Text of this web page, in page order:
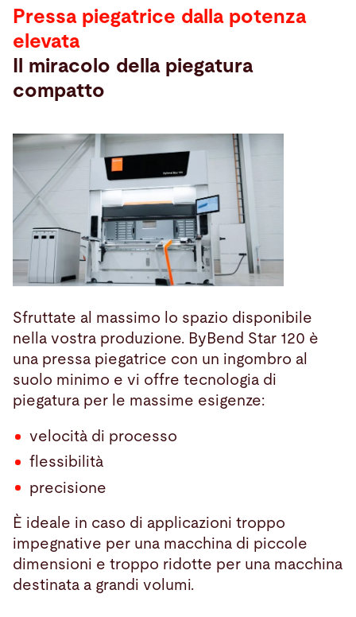
Pressa piegatrice dalla potenza
elevata
Il miracolo della piegatura
compatto
Sfruttate al massimo lo spazio disponibile
nella vostra produzione. ByBend Star 120 è
una pressa piegatrice con un ingombro al
suolo minimo e vi offre tecnologia di
piegatura per le massime esigenze:
velocità di processo
flessibilità
precisione
È ideale in caso di applicazioni troppo
impegnative per una macchina di piccole
dimensioni e troppo ridotte per una macchina
destinata a grandi volumi.